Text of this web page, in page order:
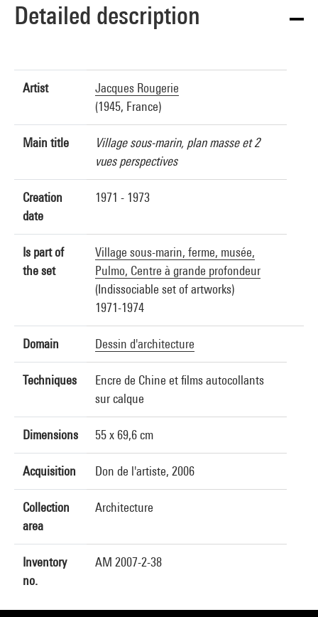
Detailed description
Artist
Jacques Rougerie
(1945, France)
Main title
Village sous-marin, plan masse et 2
vues perspectives
Creation
date
1971 - 1973
Is part of
the set
Village sous-marin, ferme, musée,
Pulmo, Centre à grande profondeur
(Indissociable set of artworks)
1971-1974
Domain Dessin d'architecture
Techniques
Encre de Chine et films autocollants
sur calque
Dimensions 55 x 69,6 cm
Acquisition Don de l'artiste, 2006
Collection
area
Architecture
Inventory
no.
AM 2007-2-38